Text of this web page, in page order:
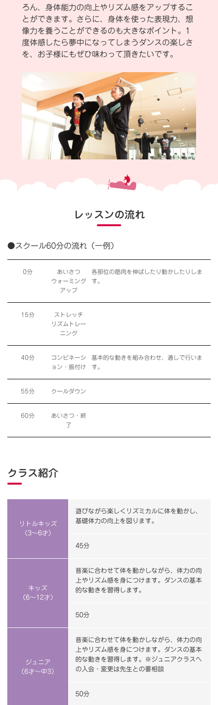
ろん、身体能力の向上やリズム感をアップするこ
とができます。さらに、身体を使った表現力、想
像力を養うことができるのも大きなポイント。1
度体感したら夢中になってしまうダンスの楽しさ
を、お子様にもぜひ味わって頂きたいです。
レッスンの流れ
●スクール60分の流れ（一例）
0分
あいさつ
ウォーミング
アップ
各部位の筋肉を伸ばしたり動かしたりしま
す。
15分
ストレッチ
リズムトレー
ニング
40分
コンビネーシ
ョン・振付け
基本的な動きを組み合わせ、通しで行いま
す。
55分 クールダウン
60分
あいさつ・終
了
クラス紹介
リトルキッズ
（3～6才）
遊びながら楽しくリズミカルに体を動かし、
基礎体力の向上を図ります。
45分
キッズ
（6～12才）
音楽に合わせて体を動かしながら、体力の向
上やリズム感を身につけます。ダンスの基本
的な動きを習得します。
50分
ジュニア
（6才～中3）
音楽に合わせて体を動かしながら、体力の向
上やリズム感を身につけます。ダンスの基本
的な動きを習得します。※ジュニアクラスへ
の入会・変更は先生との要相談
50分